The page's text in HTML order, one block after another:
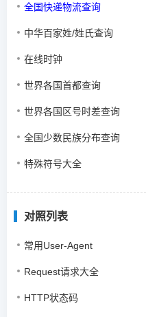
全国快递物流查询
中华百家姓/姓氏查询
在线时钟
世界各国首都查询
世界各国区号时差查询
全国少数民族分布查询
特殊符号大全
对照列表
常用User-Agent
Request请求大全
HTTP状态码